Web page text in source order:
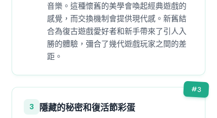
音樂。這種懷舊的美學會喚起經典遊戲的
感覺，而交換機制會提供現代感。新舊結
合為復古遊戲愛好者和新手帶來了引人入
勝的體驗，彌合了幾代遊戲玩家之間的差
距。
#3
3 隱藏的秘密和復活節彩蛋